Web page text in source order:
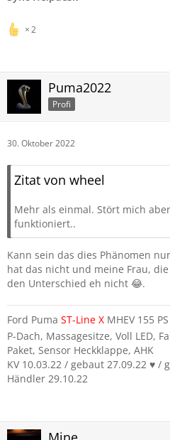
2
Puma2022
Profi
30. Oktober 2022
Zitat von wheel
Mehr als einmal. Stört mich
funktioniert..
Kann sein das dies Phänomen
hat das nicht und meine Frau,
den Unterschied eh nicht 😂.
Ford Puma ST-Line X MHEV 155
P-Dach, Massagesitze, Voll LED,
Paket, Sensor Heckklappe, AHK
KV 10.03.22 / gebaut 27.09.22 ♥️ /
Händler 29.10.22